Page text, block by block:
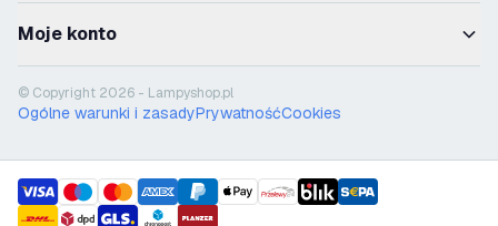
Moje konto
© Copyright 2026 - Lampyshop.pl
Ogólne warunki i zasadyPrywatnośćCookies
payment methods